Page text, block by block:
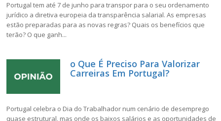
Portugal tem até 7 de junho para transpor para o seu ordenamento
jurídico a diretiva europeia da transparência salarial. As empresas
estão preparadas para as novas regras? Quais os benefícios que
terão? O que ganh...
o Que É Preciso Para Valorizar
Carreiras Em Portugal?
Portugal celebra o Dia do Trabalhador num cenário de desemprego
quase estrutural, mas onde os baixos salários e as oportunidades de